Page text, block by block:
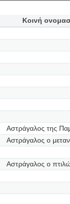
Κοινή
Αστράγαλος της
Αστράγαλος ο
Αστράγαλος ο